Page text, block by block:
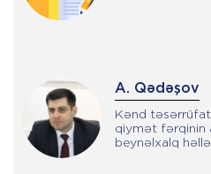
A. Qədəşov
Kənd
qiymət fərqinin
beynəlxalq